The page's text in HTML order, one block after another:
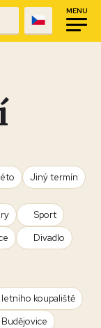
MENU
Jiný termín
Sport
Divadlo
koupaliště